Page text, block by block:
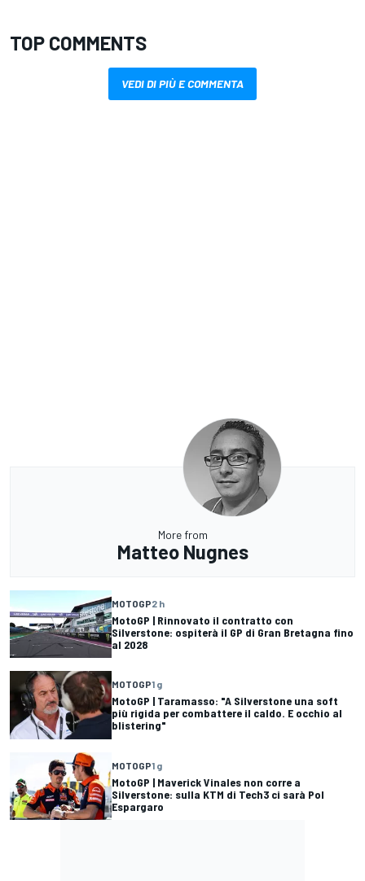
TOP COMMENTS
VEDI DI PIÙ E COMMENTA
More from
Matteo Nugnes
MOTOGP2 h
MotoGP | Rinnovato il contratto con
Silverstone: ospiterà il GP di Gran Bretagna fino
al 2028
MOTOGP1 g
MotoGP | Taramasso: "A Silverstone una soft
più rigida per combattere il caldo. E occhio al
blistering"
MOTOGP1 g
MotoGP | Maverick Vinales non corre a
Silverstone: sulla KTM di Tech3 ci sarà Pol
Espargaro